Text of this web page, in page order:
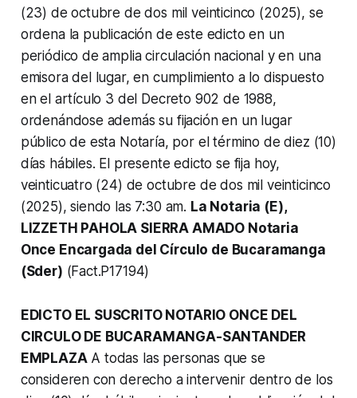
(23) de octubre de dos mil veinticinco (2025), se
ordena la publicación de este edicto en un
periódico de amplia circulación nacional y en una
emisora del lugar, en cumplimiento a lo dispuesto
en el artículo 3 del Decreto 902 de 1988,
ordenándose además su fijación en un lugar
público de esta Notaría, por el término de diez (10)
días hábiles. El presente edicto se fija hoy,
veinticuatro (24) de octubre de dos mil veinticinco
(2025), siendo las 7:30 am. La Notaria (E),
LIZZETH PAHOLA SIERRA AMADO Notaria
Once Encargada del Círculo de Bucaramanga
(Sder) (Fact.P17194)
EDICTO EL SUSCRITO NOTARIO ONCE DEL
CIRCULO DE BUCARAMANGA-SANTANDER
EMPLAZAA todas las personas que se
consideren con derecho a intervenir dentro de los